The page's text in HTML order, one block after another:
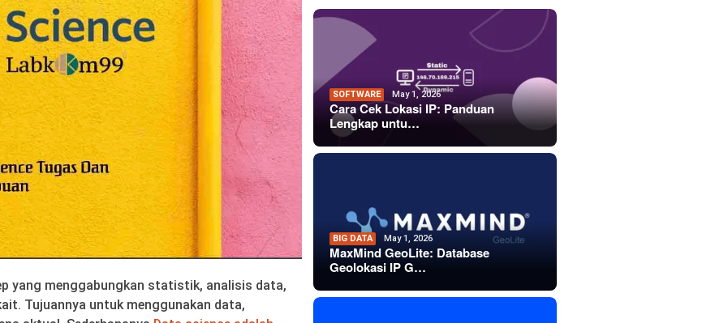
yang menggabungkan statistik, analisis data,
Tujuannya untuk menggunakan data,
SOFTWARE May 1, 2026
Cara Cek Lokasi IP: Panduan
Lengkap untu…
BIG DATA May 1, 2026
MaxMind GeoLite: Database
Geolokasi IP G…